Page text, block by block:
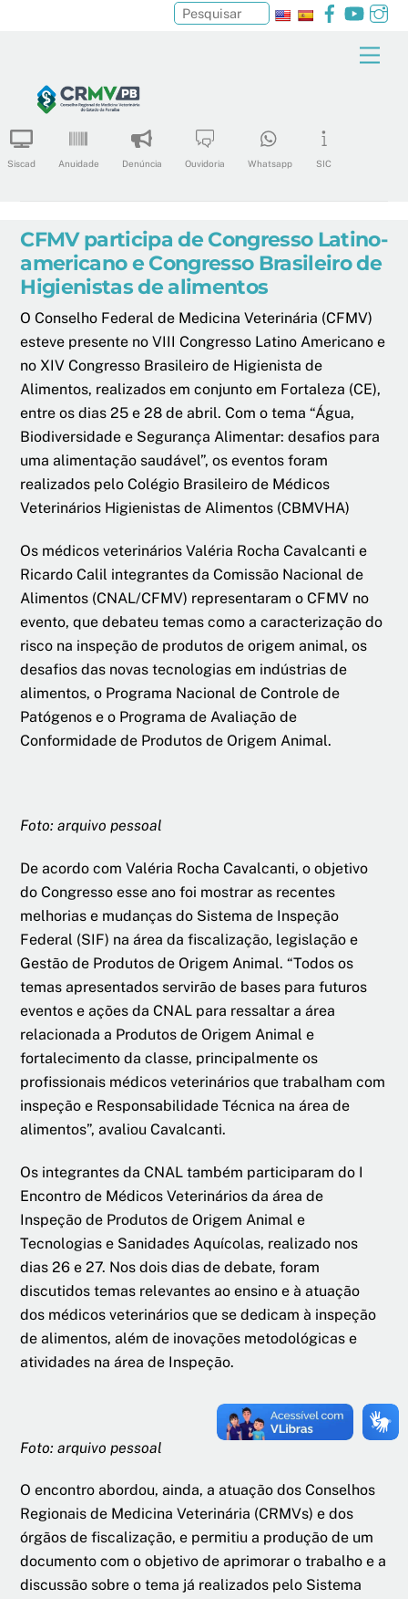
content
Facebook
Siscad Anuidade Denúncia Ouvidoria Whatsapp SIC
Pesquisar
CFMV participa de Congresso Latino-
americano e Congresso Brasileiro de
Higienistas de alimentos
O Conselho Federal de Medicina Veterinária (CFMV)
esteve presente no VIII Congresso Latino Americano e
no XIV Congresso Brasileiro de Higienista de
Alimentos, realizados em conjunto em Fortaleza (CE),
entre os dias 25 e 28 de abril. Com o tema “Água,
Biodiversidade e Segurança Alimentar: desafios para
uma alimentação saudável”, os eventos foram
realizados pelo Colégio Brasileiro de Médicos
Veterinários Higienistas de Alimentos (CBMVHA)
Os médicos veterinários Valéria Rocha Cavalcanti e
Ricardo Calil integrantes da Comissão Nacional de
Alimentos (CNAL/CFMV) representaram o CFMV no
evento, que debateu temas como a caracterização do
risco na inspeção de produtos de origem animal, os
desafios das novas tecnologias em indústrias de
alimentos, o Programa Nacional de Controle de
Patógenos e o Programa de Avaliação de
Conformidade de Produtos de Origem Animal.
Foto: arquivo pessoal
De acordo com Valéria Rocha Cavalcanti, o objetivo
do Congresso esse ano foi mostrar as recentes
melhorias e mudanças do Sistema de Inspeção
Federal (SIF) na área da fiscalização, legislação e
Gestão de Produtos de Origem Animal. “Todos os
temas apresentados servirão de bases para futuros
eventos e ações da CNAL para ressaltar a área
relacionada a Produtos de Origem Animal e
fortalecimento da classe, principalmente os
profissionais médicos veterinários que trabalham com
inspeção e Responsabilidade Técnica na área de
alimentos”, avaliou Cavalcanti.
Os integrantes da CNAL também participaram do I
Encontro de Médicos Veterinários da área de
Inspeção de Produtos de Origem Animal e
Tecnologias e Sanidades Aquícolas, realizado nos
dias 26 e 27. Nos dois dias de debate, foram
discutidos temas relevantes ao ensino e à atuação
dos médicos veterinários que se dedicam à inspeção
de alimentos, além de inovações metodológicas e
atividades na área de Inspeção.
Foto: arquivo pessoal
O encontro abordou, ainda, a atuação dos Conselhos
Regionais de Medicina Veterinária (CRMVs) e dos
órgãos de fiscalização, e permitiu a produção de um
documento com o objetivo de aprimorar o trabalho e a
discussão sobre o tema já realizados pelo Sistema